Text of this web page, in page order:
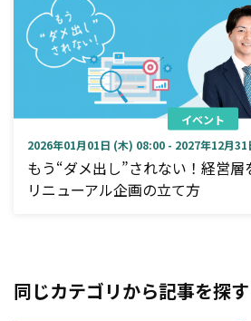
イベント
2026年01月01日 (木) 08:00 - 2027年12月
もう“ダメ出し”されない！経営
リニューアル企画の立て方
同じカテゴリから記事を探す